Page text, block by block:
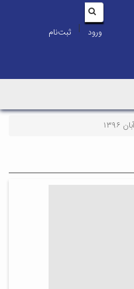
ورود | ثبت‌نام
آبان ۱۳۹۶